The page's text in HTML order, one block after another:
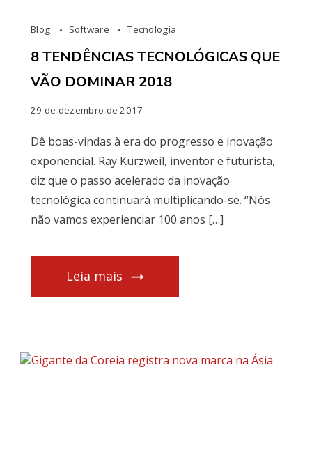
Blog Software Tecnologia
8 TENDÊNCIAS TECNOLÓGICAS QUE
VÃO DOMINAR 2018
29 de dezembro de 2017
Dê boas-vindas à era do progresso e inovação
exponencial. Ray Kurzweil, inventor e futurista,
diz que o passo acelerado da inovação
tecnológica continuará multiplicando-se. “Nós
não vamos experienciar 100 anos […]
Leia mais